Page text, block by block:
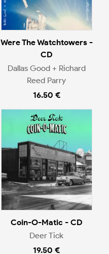
Were The Watchtowers -
CD
Dallas Good + Richard
Reed Parry
16.50 €
Coin-O-Matic - CD
Deer Tick
19.50 €